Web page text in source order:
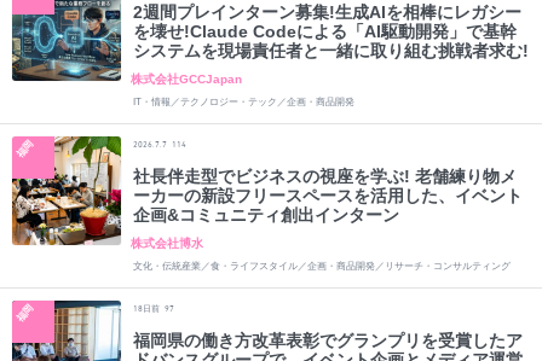
2週間プレインターン募集!生成AIを相棒にレガシー
を壊せ!Claude Codeによる「AI駆動開発」で基幹
システムを現場責任者と一緒に取り組む挑戦者求む!
株式会社GCCJapan
IT・情報／テクノロジー・テック／企画・商品開発
福岡 2026.7.7 114
社長伴走型でビジネスの視座を学ぶ! 老舗練り物メ
ーカーの新設フリースペースを活用した、イベント
企画&コミュニティ創出インターン
株式会社博水
文化・伝統産業／食・ライフスタイル／企画・商品開発／リサーチ・コンサルティング
福岡 18日前 97
福岡県の働き方改革表彰でグランプリを受賞したア